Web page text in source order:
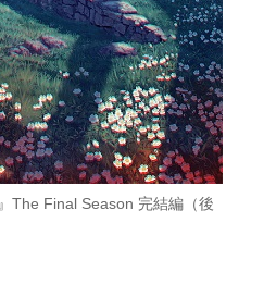
題
The Final Season 完結編（後